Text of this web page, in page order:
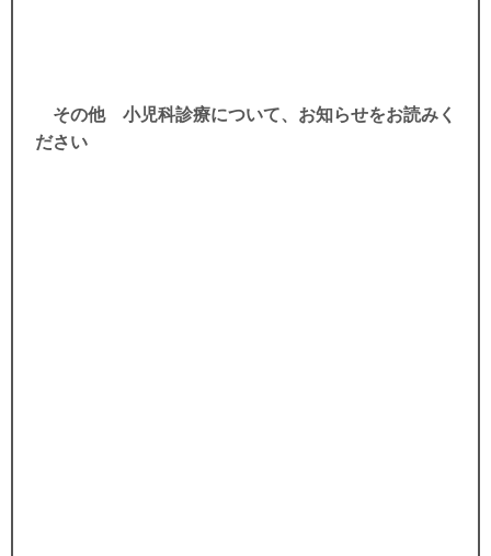
その他 小児科診療について、お知らせをお読みく
ださい